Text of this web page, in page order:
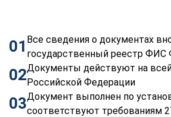
01 Все сведения о документах
государственный реестр
02Документы действуют на
Российской Федерации
03Документ выполнен по
соответствуют требованиям